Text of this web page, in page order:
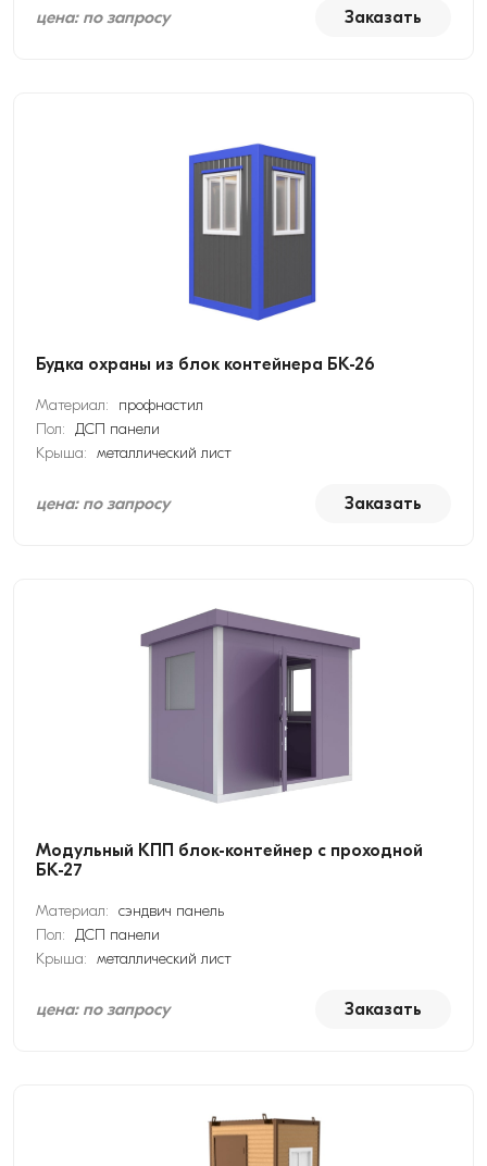
цена: по запросу Заказать
Будка охраны из блок контейнера БК-26
Материал:
профнастил
Пол: ДСП панели
Крыша: металлический лист
цена: по запросу Заказать
Модульный КПП блок-контейнер с проходной
БК-27
Материал: сэндвич панель
Пол: ДСП панели
Крыша: металлический лист
цена: по запросу Заказать